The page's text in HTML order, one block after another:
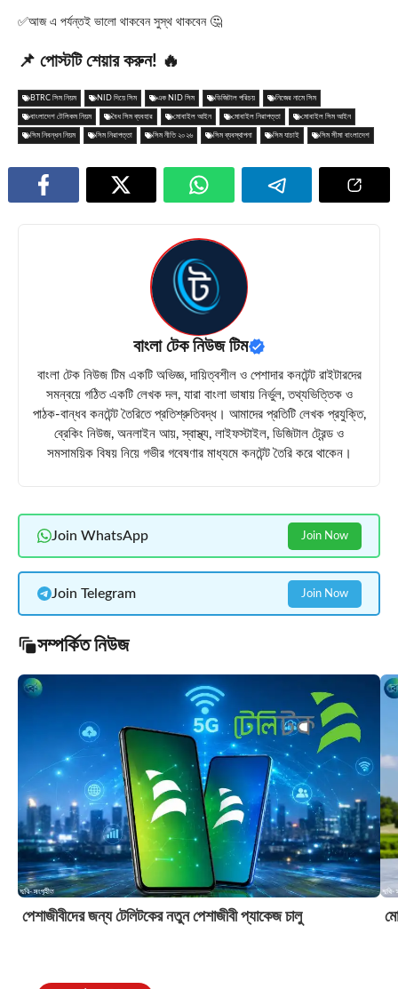
✅আজ এ পর্যন্তই ভালো থাকবেন সুস্থ থাকবেন 🤔
📌 পোস্টটি শেয়ার করুন! 🔥
BTRC সিম নিয়ম NID দিয়ে সিম এক NID সিম ডিজিটাল পরিচয় নিজের নামে সিম
বাংলাদেশ টেলিকম নিয়ম বৈধ সিম ব্যবহার মোবাইল আইন মোবাইল নিরাপত্তা মোবাইল সিম আইন
সিম নিবন্ধন নিয়ম সিম নিরাপত্তা সিম নীতি ২০২৬ সিম ব্যবস্থাপনা সিম যাচাই সিম সীমা বাংলাদেশ
বাংলা টেক নিউজ টিম
বাংলা টেক নিউজ টিম একটি অভিজ্ঞ, দায়িত্বশীল ও পেশাদার কনটেন্ট রাইটারদের
সমন্বয়ে গঠিত একটি লেখক দল, যারা বাংলা ভাষায় নির্ভুল, তথ্যভিত্তিক ও
পাঠক-বান্ধব কনটেন্ট তৈরিতে প্রতিশ্রুতিবদ্ধ। আমাদের প্রতিটি লেখক প্রযুক্তি,
ব্রেকিং নিউজ, অনলাইন আয়, স্বাস্থ্য, লাইফস্টাইল, ডিজিটাল ট্রেন্ড ও
সমসাময়িক বিষয় নিয়ে গভীর গবেষণার মাধ্যমে কনটেন্ট তৈরি করে থাকেন।
Join WhatsApp Join Now
Join Telegram Join Now
সম্পর্কিত নিউজ
পেশাজীবীদের জন্য টেলিটকের নতুন পেশাজীবী প্যাকেজ চালু